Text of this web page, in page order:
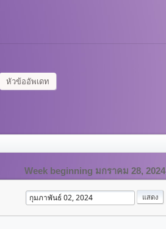
หัวข้ออัพเดท
Week beginning มกราคม 28, 2024